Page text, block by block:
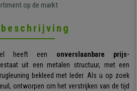
op de markt
beschrijving
heeft een onverslaanbare prijs-
uit een metalen structuur, met een
bekleed met leder. Als u op zoek
ontworpen om het verstrijken van de tijd